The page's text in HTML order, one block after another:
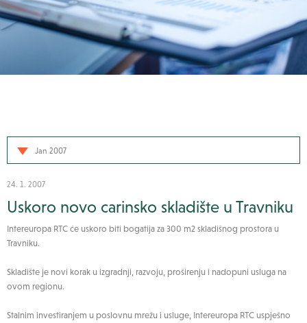
Jan 2007
24. 1. 2007
Uskoro novo carinsko skladište u Travniku
Intereuropa RTC će uskoro biti bogatija za 300 m2 skladišnog prostora u
Travniku.
Skladište je novi korak u izgradnji, razvoju, proširenju i nadopuni usluga na
ovom regionu.
Stalnim investiranjem u poslovnu mrežu i usluge, Intereuropa RTC uspješno